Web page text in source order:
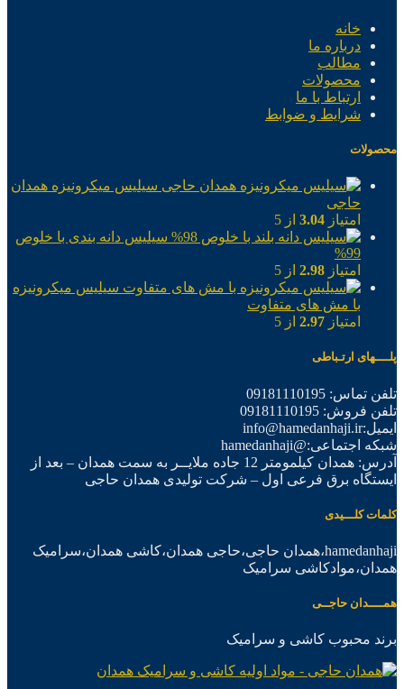
خانه
درباره ما
مطالب
محصولات
ارتباط با ما
شرایط و ضوابط
محصولات
سیلیس میکرونیزه همدان
حاجی
امتیاز 3.04 از 5
سیلیس دانه بندی با خلوص
99%
امتیاز 2.98 از 5
سیلیس میکرونیزه
با مش های متفاوت
امتیاز 2.97 از 5
پلــــهای ارتـباطی
تلفن تماس: 09181110195
تلفن فروش: 09181110195
ایمیل:info@hamedanhaji.ir
شبکه اجتماعی:@hamedanhaji
آدرس: همدان کیلمومتر 12 جاده ملایــر به سمت همدان – بعد از
ایستگاه برق فرعی اول – شرکت تولیدی همدان حاجی
کلمات کلـــیدی
hamedanhaji،همدان حاجی،حاجی همدان،کاشی همدان،سرامیک
همدان،موادکاشی سرامیک
همــــدان حاجــی
برند محبوب کاشی و سرامیک